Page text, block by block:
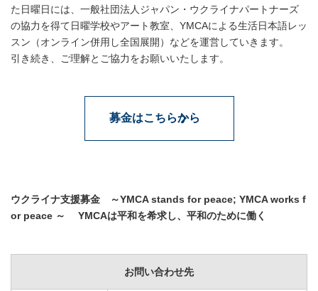
た日曜日には、一般社団法人ジャパン・ウクライナパートナーズ
の協力を得て日曜学校やアート教室、YMCAによる生活日本語レッ
スン（オンライン併用し全国展開）などを運営していきます。
引き続き、ご理解とご協力をお願いいたします。
募金はこちらから
ウクライナ支援募金 ～YMCA stands for peace; YMCA works f
or peace ～ YMCAは平和を希求し、平和のために働く
お問い合わせ先